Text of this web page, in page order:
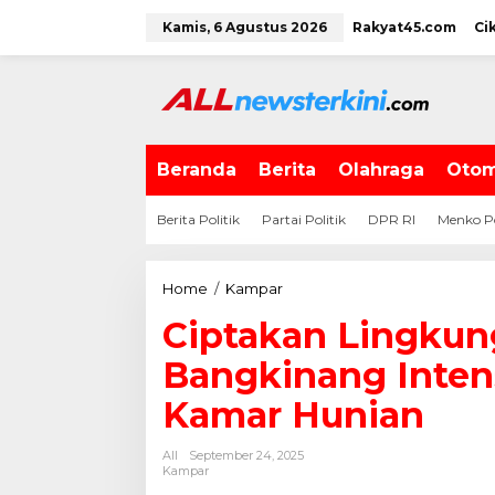
w
Kamis, 6 Agustus 2026 Rakyat45.com
Beranda Berita Olahraga
Berita Politik Partai Politik DPR RI Menko
Home / Kampar
p
L
Ciptakan
Bangkinang
Kamar Hunian
All
September 24, 2025
Kampar